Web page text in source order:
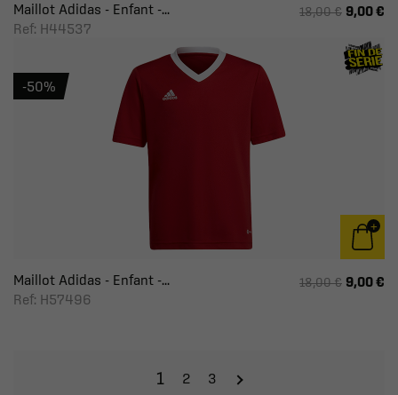
Maillot Adidas - Enfant -...
Ref: H44537
18,00 € 9,00 €
Maillot Adidas - Enfant -...
Ref: H57496
18,00 € 9,00 €
-50%
1 2 3